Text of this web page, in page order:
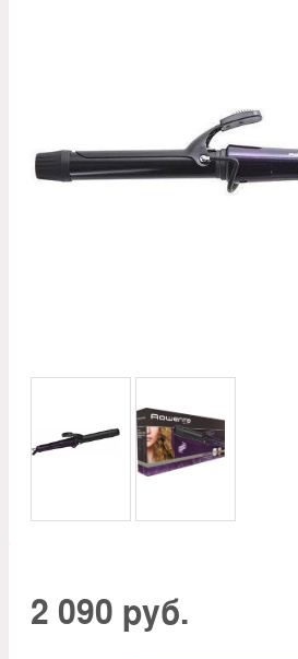
2 090 руб.